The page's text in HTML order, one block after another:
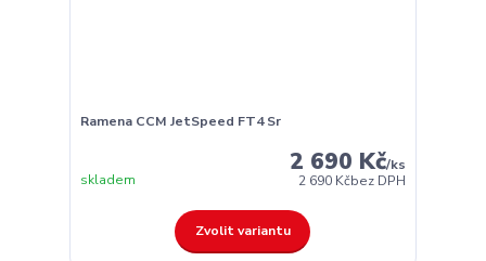
Ramena CCM JetSpeed FT4 Sr
2 690 Kč/ks
2 690 Kčbez DPH
skladem
Zvolit variantu